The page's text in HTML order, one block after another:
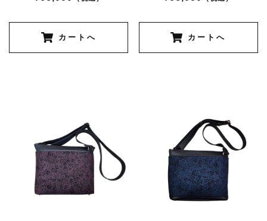
カートへ カートへ